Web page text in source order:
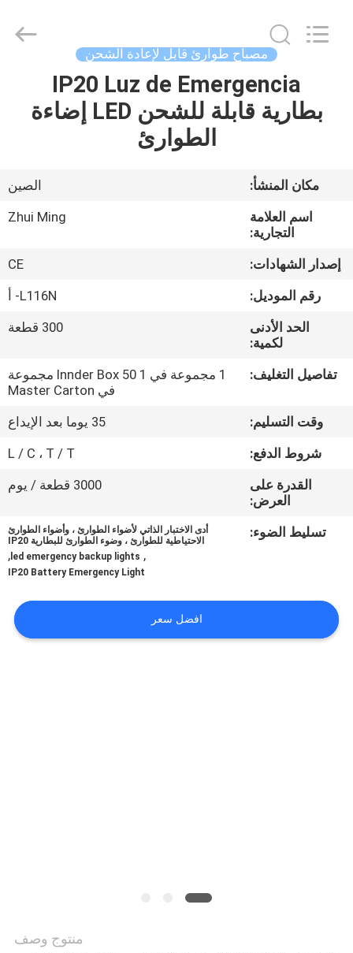
الصفحة
الرئيسية
معلومات
جولة
الجودة
اتصل
اطلب
SITEMAP
Technology
Co.,Ltd.
مصباح طوارئ قابل لإعادة الشحن
IP20 Luz de Emergencia
بطارية قابلة للشحن LED إضاءة
الطوارئ
مكان المنشأ:
الصين
اسم العلامة
التجارية:
Zhui Ming
إصدار الشهادات:
CE
رقم الموديل:
L116N- أ
الحد الأدنى
لكمية:
300 قطعة
تفاصيل التغليف:
1 مجموعة في 1 Innder Box 50 مجموعة
في Master Carton
وقت التسليم:
35 يوما بعد الإيداع
شروط الدفع:
L / C ، T / T
القدرة على
العرض:
3000 قطعة / يوم
تسليط الضوء:
أدى الاختبار الذاتي لأضواء الطوارئ ، وأضواء الطوارئ
الاحتياطية للطوارئ ، وضوء الطوارئ للبطارية IP20
,
led emergency backup lights
,
IP20 Battery Emergency Light
افضل سعر
منتوج وصف